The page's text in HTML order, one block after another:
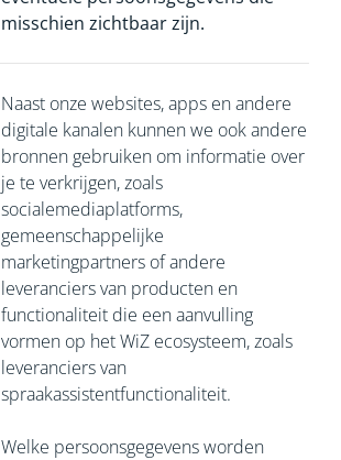
misschien zichtbaar zijn.
Naast onze websites, apps en andere
digitale kanalen kunnen we ook andere
bronnen gebruiken om informatie over
je te verkrijgen, zoals
socialemediaplatforms,
gemeenschappelijke
marketingpartners of andere
leveranciers van producten en
functionaliteit die een aanvulling
vormen op het WiZ ecosysteem, zoals
leveranciers van
spraakassistentfunctionaliteit.
Welke persoonsgegevens worden